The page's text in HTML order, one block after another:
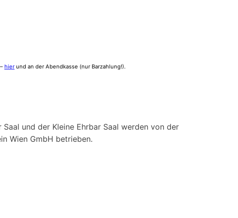
hier und an der Abendkasse (nur Barzahlung!).
Saal und der Kleine Ehrbar Saal werden von der
Wien GmbH betrieben.